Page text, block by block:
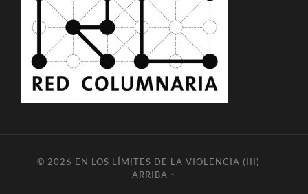
© 2026 EN LOS LÍMITES DE LA VIOLENCIA (III) —
ARRIBA ↑